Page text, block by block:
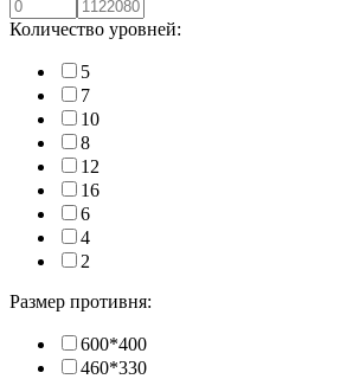
Количество уровней:
5
7
10
8
12
16
6
4
2
Размер противня:
600*400
460*330